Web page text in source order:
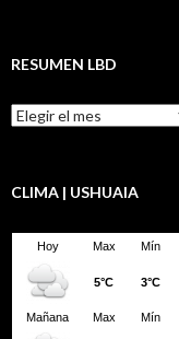
RESUMEN LBD
Resumen
LBD
CLIMA | USHUAIA